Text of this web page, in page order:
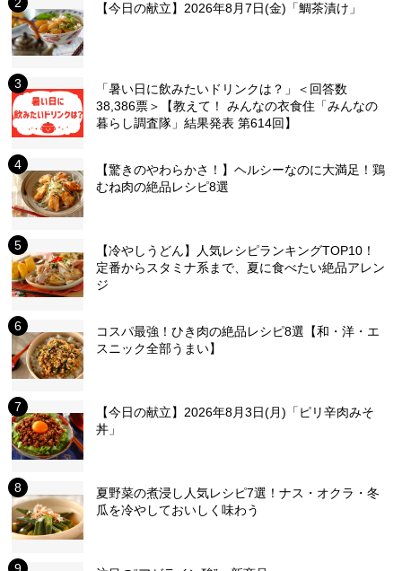
【今日の献立】2026年8月7日(金)「鯛茶漬け」
「暑い日に飲みたいドリンクは？」＜回答数
38,386票＞【教えて！ みんなの衣食住「みんなの
暮らし調査隊」結果発表 第614回】
【驚きのやわらかさ！】ヘルシーなのに大満足！鶏
むね肉の絶品レシピ8選
【冷やしうどん】人気レシピランキングTOP10！
定番からスタミナ系まで、夏に食べたい絶品アレン
ジ
コスパ最強！ひき肉の絶品レシピ8選【和・洋・エ
スニック全部うまい】
【今日の献立】2026年8月3日(月)「ピリ辛肉みそ
丼」
夏野菜の煮浸し人気レシピ7選！ナス・オクラ・冬
瓜を冷やしておいしく味わう